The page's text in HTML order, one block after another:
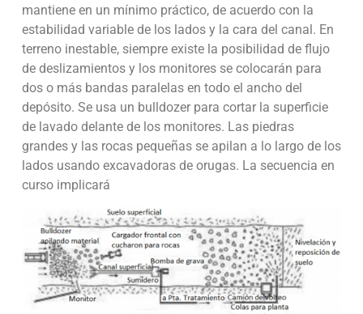
mantiene en un mínimo práctico, de acuerdo con la
estabilidad variable de los lados y la cara del canal. En
terreno inestable, siempre existe la posibilidad de flujo
de deslizamientos y los monitores se colocarán para
dos o más bandas paralelas en todo el ancho del
depósito. Se usa un bulldozer para cortar la superficie
de lavado delante de los monitores. Las piedras
grandes y las rocas pequeñas se apilan a lo largo de los
lados usando excavadoras de orugas. La secuencia en
curso implicará